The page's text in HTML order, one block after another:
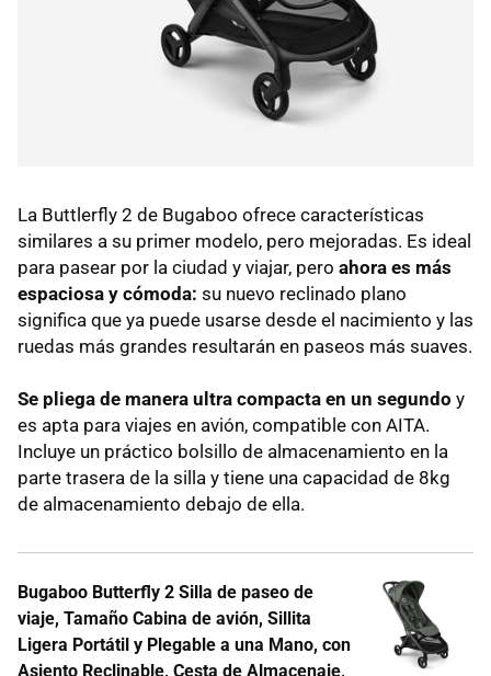
La Buttlerfly 2 de Bugaboo ofrece características
similares a su primer modelo, pero mejoradas. Es ideal
para pasear por la ciudad y viajar, pero ahora es más
espaciosa y cómoda: su nuevo reclinado plano
significa que ya puede usarse desde el nacimiento y las
ruedas más grandes resultarán en paseos más suaves.
Se pliega de manera ultra compacta en un segundo y
es apta para viajes en avión, compatible con AITA.
Incluye un práctico bolsillo de almacenamiento en la
parte trasera de la silla y tiene una capacidad de 8kg
de almacenamiento debajo de ella.
Bugaboo Butterfly 2 Silla de paseo de
viaje, Tamaño Cabina de avión, Sillita
Ligera Portátil y Plegable a una Mano, con
Asiento Reclinable, Cesta de Almacenaje,